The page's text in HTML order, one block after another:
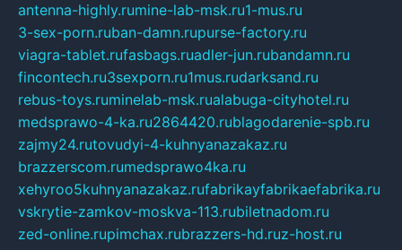
antenna-highly.rumine-lab-msk.ru1-mus.ru
3-sex-porn.ruban-damn.rupurse-factory.ru
viagra-tablet.rufasbags.ruadler-jun.rubandamn.ru
fincontech.ru3sexporn.ru1mus.rudarksand.ru
rebus-toys.ruminelab-msk.rualabuga-cityhotel.ru
medsprawo-4-ka.ru2864420.rublagodarenie-spb.ru
zajmy24.rutovudyi-4-kuhnyanazakaz.ru
brazzerscom.rumedsprawo4ka.ru
xehyroo5kuhnyanazakaz.rufabrikayfabrikaefabrika.ru
vskrytie-zamkov-moskva-113.rubiletnadom.ru
zed-online.rupimchax.rubrazzers-hd.ruz-host.ru